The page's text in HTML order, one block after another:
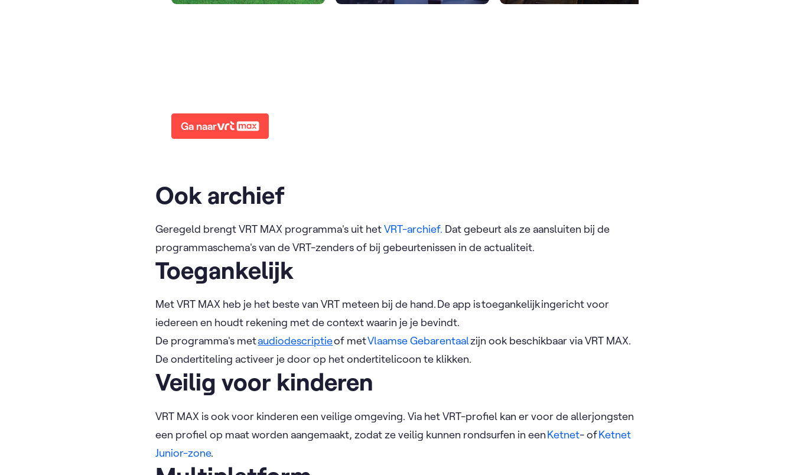
Ga naar
Ook archief
Geregeld brengt VRT MAX programma's uit hetVRT-archief. Dat gebeurt als ze aansluiten bij de
programmaschema's van de VRT-zenders of bij gebeurtenissen in de actualiteit.
Toegankelijk
Met VRT MAX heb je het beste van VRT meteen bij de hand. De app is toegankelijk ingericht voor
iedereen en houdt rekening met de context waarin je je bevindt.
De programma's metaudiodescriptieof metVlaamse Gebarentaalzijn ook beschikbaar via VRT MAX.
De ondertiteling activeer je door op het ondertitelicoon te klikken.
Veilig voor kinderen
VRT MAX is ook voor kinderen een veilige omgeving. Via het VRT-profiel kan er voor de allerjongsten
een profiel op maat worden aangemaakt, zodat ze veilig kunnen rondsurfen in eenKetnet- ofKetnet
Junior-zone.